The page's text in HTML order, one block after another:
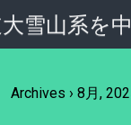
Archives › 8月,